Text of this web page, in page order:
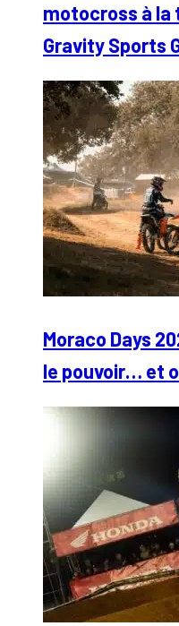
motocross à la
Gravity Sports
Moraco Days
le pouvoir… et